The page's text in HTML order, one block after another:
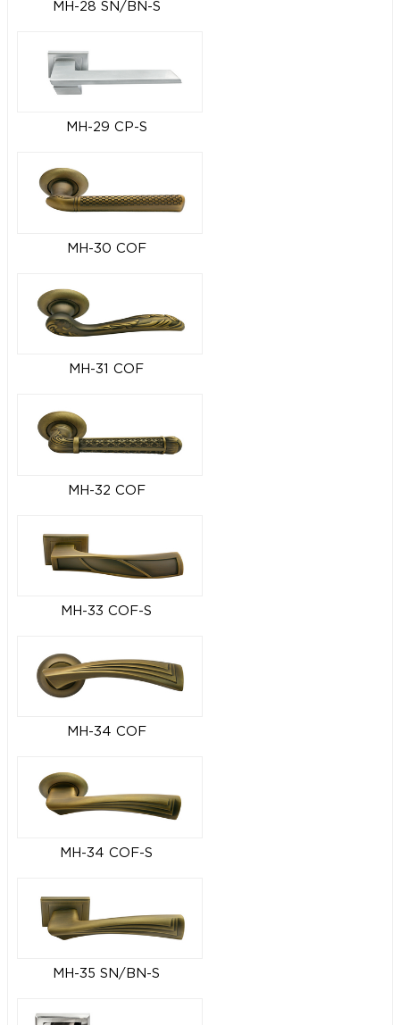
MH-28 SN/BN-S
MH-29 CP-S
MH-30 COF
MH-31 COF
MH-32 COF
MH-33 COF-S
MH-34 COF
MH-34 COF-S
MH-35 SN/BN-S